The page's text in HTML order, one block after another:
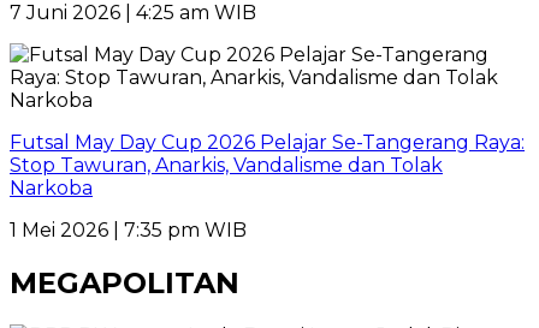
7 Juni 2026 | 4:25 am WIB
Futsal May Day Cup 2026 Pelajar Se-Tangerang Raya:
Stop Tawuran, Anarkis, Vandalisme dan Tolak
Narkoba
1 Mei 2026 | 7:35 pm WIB
MEGAPOLITAN